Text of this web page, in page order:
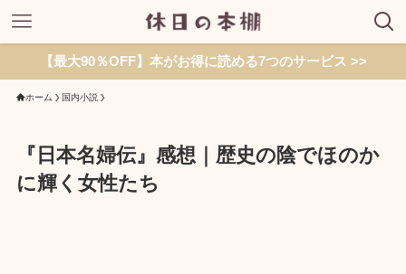
【最大90％OFF】本がお得に読める7つのサービス >>
ホーム 国内小説
『日本名婦伝』感想｜歴史の陰でほのか
に輝く女性たち